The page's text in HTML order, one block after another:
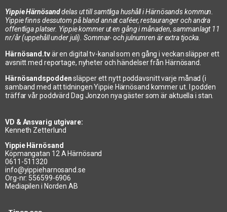
Yippie Härnösanddelas ut till samtliga hushåll i Härnösands kommun.
Yippie finns dessutom på bland annat caféer, restauranger och andra
offentliga platser. Yippie kommer ut en gång i månaden, sammanlagt 11
nr/år (uppehåll under juli). Sommar- och julnumren är extra tjocka.
Härnösand.tvär en digital tv-kanal som en gång i veckan släpper ett
avsnitt med reportage, nyheter och händelser från Härnösand.
Härnösandspoddensläpper ett nytt poddavsnitt varje månad (i
samband med att tidningen Yippie Härnösand kommer ut. I podden
träffar vår poddvärd Dag Jonzon nya gäster som är aktuella i stan.
VD & Ansvarig utgivare:
Kenneth Zetterlund
Yippie Härnösand
Köpmangatan 12 A Härnösand
0611-511320
info@yippieharnosand.se
Org-nr: 556599-6906
Mediapilen i Norden AB